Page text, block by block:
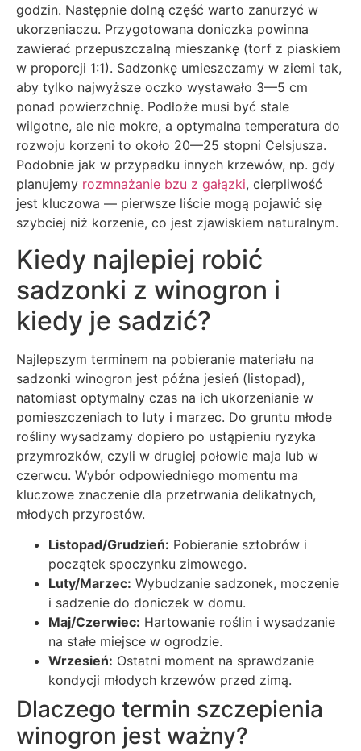
godzin. Następnie dolną część warto zanurzyć w
ukorzeniaczu. Przygotowana doniczka powinna
zawierać przepuszczalną mieszankę (torf z piaskiem
w proporcji 1:1). Sadzonkę umieszczamy w ziemi tak,
aby tylko najwyższe oczko wystawało 3—5 cm
ponad powierzchnię. Podłoże musi być stale
wilgotne, ale nie mokre, a optymalna temperatura do
rozwoju korzeni to około 20—25 stopni Celsjusza.
Podobnie jak w przypadku innych krzewów, np. gdy
planujemy rozmnażanie bzu z gałązki, cierpliwość
jest kluczowa — pierwsze liście mogą pojawić się
szybciej niż korzenie, co jest zjawiskiem naturalnym.
Kiedy najlepiej robić
sadzonki z winogron i
kiedy je sadzić?
Najlepszym terminem na pobieranie materiału na
sadzonki winogron jest późna jesień (listopad),
natomiast optymalny czas na ich ukorzenianie w
pomieszczeniach to luty i marzec. Do gruntu młode
rośliny wysadzamy dopiero po ustąpieniu ryzyka
przymrozków, czyli w drugiej połowie maja lub w
czerwcu. Wybór odpowiedniego momentu ma
kluczowe znaczenie dla przetrwania delikatnych,
młodych przyrostów.
Listopad/Grudzień: Pobieranie sztobrów i
początek spoczynku zimowego.
Luty/Marzec: Wybudzanie sadzonek, moczenie
i sadzenie do doniczek w domu.
Maj/Czerwiec: Hartowanie roślin i wysadzanie
na stałe miejsce w ogrodzie.
Wrzesień: Ostatni moment na sprawdzanie
kondycji młodych krzewów przed zimą.
Dlaczego termin szczepienia
winogron jest ważny?